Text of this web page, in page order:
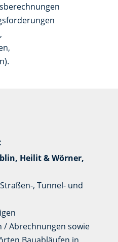
Heilit & Wörner,
, Tunnel- und
Abrechnungen sowie